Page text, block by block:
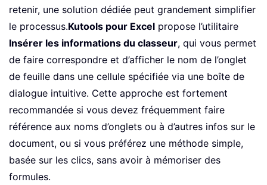
retenir, une solution dédiée peut grandement simplifier
le processus.Kutools pour Excel propose l’utilitaire
Insérer les informations du classeur, qui vous permet
de faire correspondre et d’afficher le nom de l’onglet
de feuille dans une cellule spécifiée via une boîte de
dialogue intuitive. Cette approche est fortement
recommandée si vous devez fréquemment faire
référence aux noms d’onglets ou à d’autres infos sur le
document, ou si vous préférez une méthode simple,
basée sur les clics, sans avoir à mémoriser des
formules.